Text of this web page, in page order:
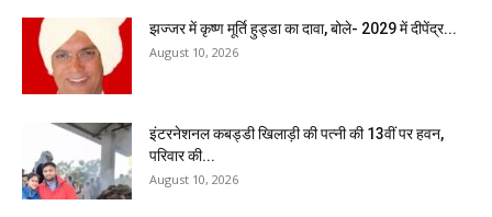
झज्जर में कृष्ण मूर्ति हुड्डा का दावा, बोले- 2029 में दीपेंद्र...
August 10, 2026
इंटरनेशनल कबड्डी खिलाड़ी की पत्नी की 13वीं पर हवन,
परिवार की...
August 10, 2026